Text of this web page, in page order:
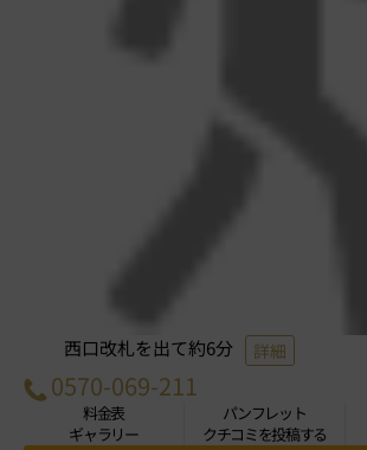
西口改札を出て約6分 詳細
0570-069-211
料金表 パンフレット
ギャラリー
クチコミを投稿する